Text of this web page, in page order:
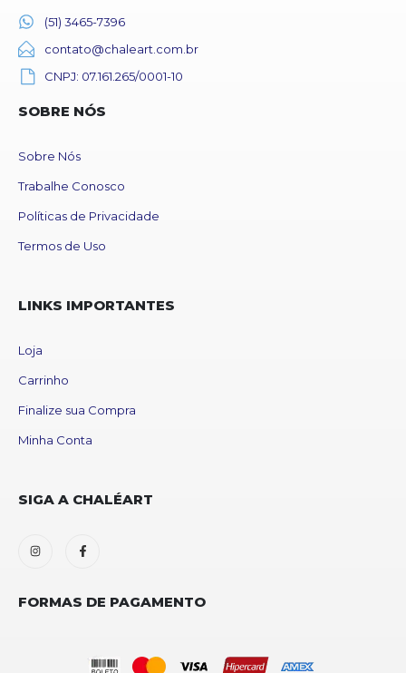
(51) 3465-7396
contato@chaleart.com.br
CNPJ: 07.161.265/0001-10
SOBRE NÓS
Sobre Nós
Trabalhe Conosco
Políticas de Privacidade
Termos de Uso
LINKS IMPORTANTES
Loja
Carrinho
Finalize sua Compra
Minha Conta
SIGA A CHALÉART
FORMAS DE PAGAMENTO